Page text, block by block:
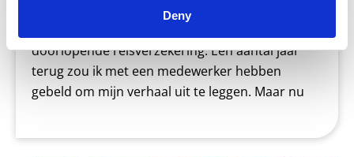
Deny
Ik ben deze vakantie mijn gloednieuwe dure
doorlopende reisverzekering. Een aantal jaar
terug zou ik met een medewerker hebben
gebeld om mijn verhaal uit te leggen. Maar nu